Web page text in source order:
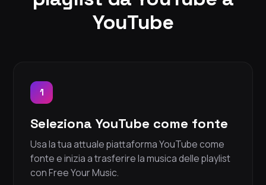
YouTube
1
Seleziona YouTube come fonte
Usa la tua attuale piattaforma YouTube come
fonte e inizia a trasferire la musica delle playlist
con Free Your Music.